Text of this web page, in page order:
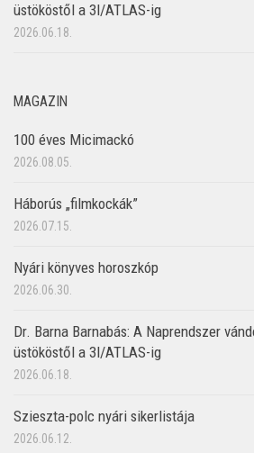
üstököstől a 3I/ATLAS-ig
2026.06.18.
MAGAZIN
100 éves Micimackó
2026.08.05.
Háborús „filmkockák”
2026.07.15.
Nyári könyves horoszkóp
2026.06.30.
Dr. Barna Barnabás: A Naprendszer
üstököstől a 3I/ATLAS-ig
2026.06.18.
Szieszta-polc nyári sikerlistája
2026.06.12.